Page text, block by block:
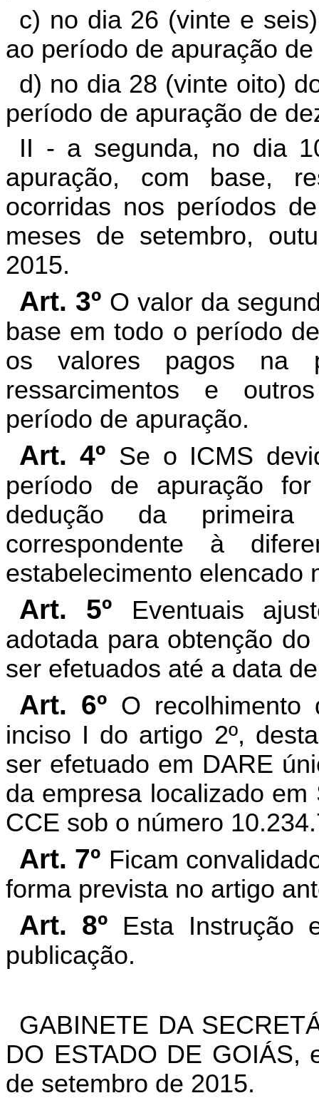
c) no dia 26 (vinte e
ao período de apuração
d) no dia 28 (vinte oito)
período de apuração de
II - a segunda, no dia
apuração, com base,
ocorridas nos períodos
meses de setembro,
2015.
Art. 3º O valor da
base em todo o período
os valores pagos na
ressarcimentos e
período de apuração.
Art. 4º Se o ICMS
período de apuração
dedução da
correspondente à
estabelecimento elencado
Art. 5º
Eventuais
adotada para obtenção
ser efetuados até a data
Art. 6º O recolhimento
inciso I do artigo 2º,
ser efetuado em DARE
da empresa localizado
CCE sob o número
Art. 7º Ficam
forma prevista no artigo
Art. 8º Esta Instrução
publicação.
GABINETE DA
DO ESTADO DE GOIÁS,
de setembro de 2015.